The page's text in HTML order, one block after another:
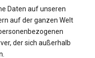
Daten auf unseren
auf der ganzen Welt
der sich außerhalb